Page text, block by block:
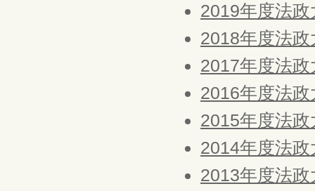
2019年度法
2018年度法
2017年度法
2016年度法
2015年度法
2014年度法
2013年度法